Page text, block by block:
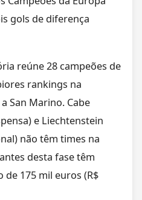
gols de diferença
reúne 28 campeões de
rankings na
San Marino. Cabe
e Liechtenstein
não têm times na
desta fase têm
de 175 mil euros (R$